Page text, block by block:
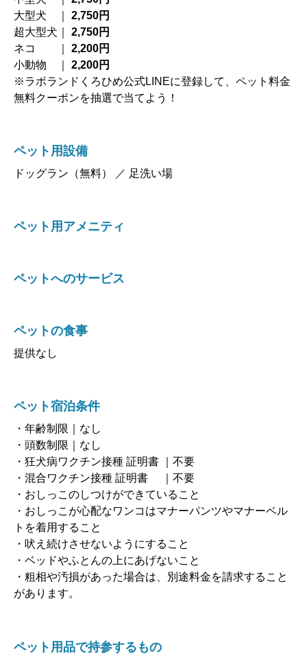
大型犬 ｜ 2,750円
超大型犬｜ 2,750円
ネコ ｜ 2,200円
小動物 ｜ 2,200円
※ラボランドくろひめ公式LINEに登録して、ペット料金
無料クーポンを抽選で当てよう！
ペット用設備
ペットの食事
ペット宿泊条件
・頭数制限｜なし
・狂犬病ワクチン接種 証明書 ｜不要
・混合ワクチン接種 証明書 ｜不要
・おしっこのしつけができていること
・おしっこが心配なワンコはマナーパンツやマナーベル
トを着用すること
・吠え続けさせないようにすること
・ベッドやふとんの上にあげないこと
・粗相や汚損があった場合は、別途料金を請求すること
があります。
ペット用品で持参するもの